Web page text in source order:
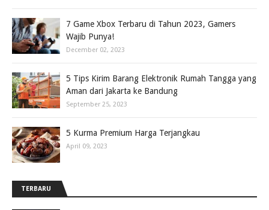
7 Game Xbox Terbaru di Tahun 2023, Gamers
Wajib Punya!
December 02, 2023
5 Tips Kirim Barang Elektronik Rumah Tangga yang
Aman dari Jakarta ke Bandung
September 25, 2023
5 Kurma Premium Harga Terjangkau
April 09, 2023
TERBARU